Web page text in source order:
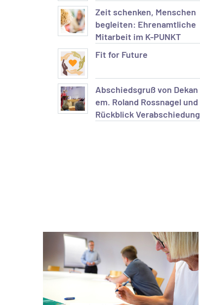
Zeit schenken, Menschen
begleiten: Ehrenamtliche
Mitarbeit im K-PUNKT
Fit for Future
Abschiedsgruß von Dekan
em. Roland Rossnagel und
Rückblick Verabschiedung